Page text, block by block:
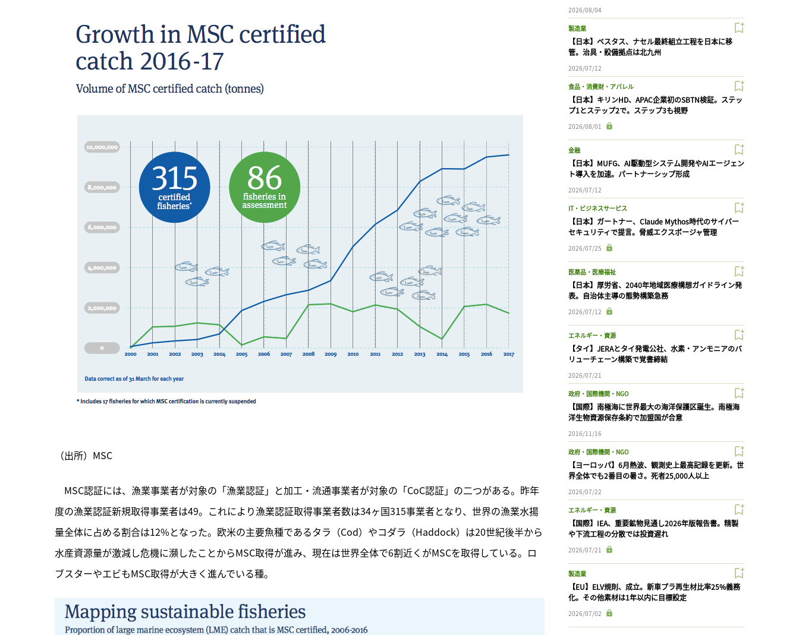
（出所）MSC
MSC認証には、漁業事業者が対象の「漁業認証」と加工・流通事業者が対象の「CoC認証」の二つがある。昨年
度の漁業認証新規取得事業者は49。これにより漁業認証取得事業者数は34ヶ国315事業者となり、世界の漁業水揚
量全体に占める割合は12%となった。欧米の主要魚種であるタラ（Cod）やコダラ（Haddock）は20世紀後半から
水産資源量が激減し危機に瀕したことからMSC取得が進み、現在は世界全体で6割近くがMSCを取得している。ロ
ブスターやエビもMSC取得が大きく進んでいる種。
2026/08/04
製造業
【日本】ベスタス、ナセル最終組立工程を日本に移
管。治具・設備拠点は北九州
2026/07/12
食品・消費財・アパレル
【日本】キリンHD、APAC企業初のSBTN検証。ステッ
プ1とステップ2で。ステップ3も視野
2026/08/01
金融
【日本】MUFG、AI駆動型システム開発やAIエージェン
ト導入を加速。パートナーシップ形成
2026/07/12
IT・ビジネスサービス
【日本】ガートナー、Claude Mythos時代のサイバー
セキュリティで提言。脅威エクスポージャ管理
2026/07/25
医薬品・医療福祉
【日本】厚労省、2040年地域医療構想ガイドライン発
表。自治体主導の態勢構築急務
2026/07/12
エネルギー・資源
【タイ】JERAとタイ発電公社、水素・アンモニアのバ
リューチェーン構築で覚書締結
2026/07/21
政府・国際機関・NGO
【国際】南極海に世界最大の海洋保護区誕生。南極海
洋生物資源保存条約で加盟国が合意
2016/11/16
政府・国際機関・NGO
【ヨーロッパ】6月熱波、観測史上最高記録を更新。世
界全体でも2番目の暑さ。死者25,000人以上
2026/07/22
エネルギー・資源
【国際】IEA、重要鉱物見通し2026年版報告書。精製
や下流工程の分散では投資遅れ
2026/07/21
製造業
【EU】ELV規則、成立。新車プラ再生材比率25%義務
化。その他素材は1年以内に目標設定
2026/07/02